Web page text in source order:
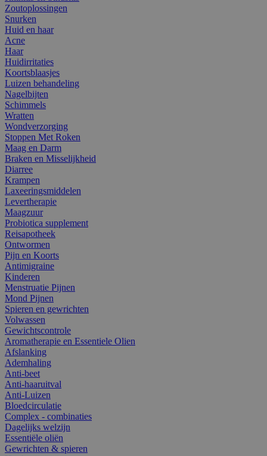
Zoutoplossingen
Snurken
Huid en haar
Acne
Haar
Huidirritaties
Koortsblaasjes
Luizen behandeling
Nagelbijten
Schimmels
Wratten
Wondverzorging
Stoppen Met Roken
Maag en Darm
Braken en Misselijkheid
Diarree
Krampen
Laxeeringsmiddelen
Levertherapie
Maagzuur
Probiotica supplement
Reisapotheek
Ontwormen
Pijn en Koorts
Antimigraine
Kinderen
Menstruatie Pijnen
Mond Pijnen
Spieren en gewrichten
Volwassen
Gewichtscontrole
Aromatherapie en Essentiele Olien
Afslanking
Ademhaling
Anti-beet
Anti-haaruitval
Anti-Luizen
Bloedcirculatie
Complex - combinaties
Dagelijks welzijn
Essentiële oliën
Gewrichten & spieren